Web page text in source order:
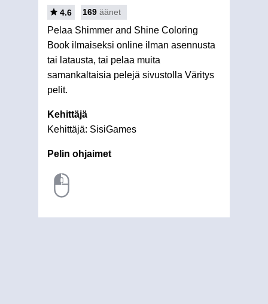
4.6 169 äänet
Pelaa Shimmer and Shine Coloring
Book ilmaiseksi online ilman asennusta
tai latausta, tai pelaa muita
samankaltaisia pelejä sivustolla Väritys
pelit.
Kehittäjä
Kehittäjä: SisiGames
Pelin ohjaimet